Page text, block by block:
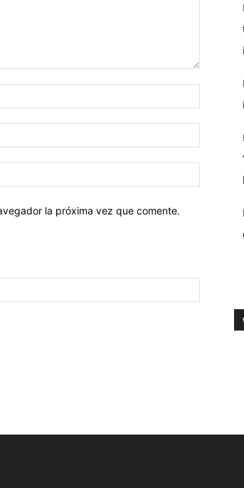
la próxima vez que comente.